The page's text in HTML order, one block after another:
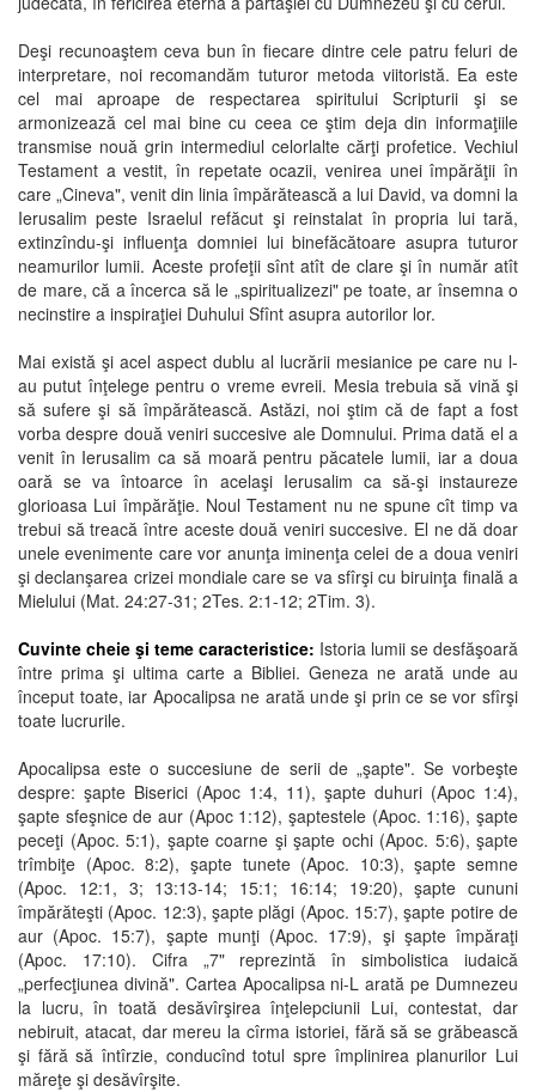
Deşi recunoaştem ceva bun în fiecare dintre cele patru feluri de
interpretare, noi recomandăm tuturor metoda viitoristă. Ea este
cel mai aproape de respectarea spiritului Scripturii şi se
armonizează cel mai bine cu ceea ce ştim deja din informaţiile
transmise nouă grin intermediul celorlalte cărţi profetice. Vechiul
Testament a vestit, în repetate ocazii, venirea unei împărăţii în
care „Cineva", venit din linia împărătească a lui David, va domni la
Ierusalim peste Israelul refăcut şi reinstalat în propria lui tară,
extinzîndu-şi influenţa domniei lui binefăcătoare asupra tuturor
neamurilor lumii. Aceste profeţii sînt atît de clare şi în număr atît
de mare, că a încerca să le „spiritualizezi" pe toate, ar însemna o
necinstire a inspiraţiei Duhului Sfînt asupra autorilor lor.
Mai există şi acel aspect dublu al lucrării mesianice pe care nu l-
au putut înţelege pentru o vreme evreii. Mesia trebuia să vină şi
să sufere şi să împărătească. Astăzi, noi ştim că de fapt a fost
vorba despre două veniri succesive ale Domnului. Prima dată el a
venit în Ierusalim ca să moară pentru păcatele lumii, iar a doua
oară se va întoarce în acelaşi Ierusalim ca să-şi instaureze
glorioasa Lui împărăţie. Noul Testament nu ne spune cît timp va
trebui să treacă între aceste două veniri succesive. El ne dă doar
unele evenimente care vor anunţa iminenţa celei de a doua veniri
şi declanşarea crizei mondiale care se va sfîrşi cu biruinţa finală a
Mielului (Mat. 24:27-31; 2Tes. 2:1-12; 2Tim. 3).
Cuvinte cheie şi teme caracteristice: Istoria lumii se desfăşoară
între prima şi ultima carte a Bibliei. Geneza ne arată unde au
început toate, iar Apocalipsa ne arată unde şi prin ce se vor sfîrşi
toate lucrurile.
Apocalipsa este o succesiune de serii de „şapte". Se vorbeşte
despre: şapte Biserici (Apoc 1:4, 11), şapte duhuri (Apoc 1:4),
şapte sfeşnice de aur (Apoc 1:12), şaptestele (Apoc. 1:16), şapte
peceţi (Apoc. 5:1), şapte coarne şi şapte ochi (Apoc. 5:6), şapte
trîmbiţe (Apoc. 8:2), şapte tunete (Apoc. 10:3), şapte semne
(Apoc. 12:1, 3; 13:13-14; 15:1; 16:14; 19:20), şapte cununi
împărăteşti (Apoc. 12:3), şapte plăgi (Apoc. 15:7), şapte potire de
aur (Apoc. 15:7), şapte munţi (Apoc. 17:9), şi şapte împăraţi
(Apoc. 17:10). Cifra „7" reprezintă în simbolistica iudaică
„perfecţiunea divină". Cartea Apocalipsa ni-L arată pe Dumnezeu
la lucru, în toată desăvîrşirea înţelepciunii Lui, contestat, dar
nebiruit, atacat, dar mereu la cîrma istoriei, fără să se grăbească
şi fără să întîrzie, conducînd totul spre împlinirea planurilor Lui
măreţe şi desăvîrşite.